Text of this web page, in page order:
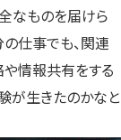
なものを届けら
仕事でも、関連
や情報共有をする
が生きたのかなと